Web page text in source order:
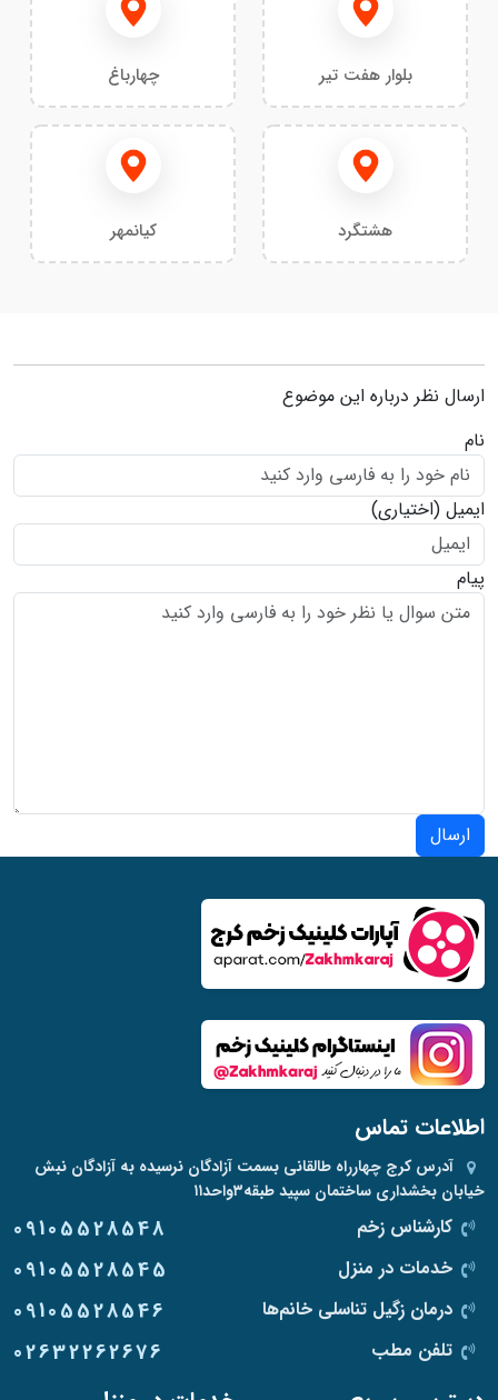
بلوار هفت تیر چهارباغ
هشتگرد کیانمهر
ارسال نظر درباره این موضوع
نام
ایمیل (اختیاری)
پیام
ارسال
اطلاعات تماس
آدرس کرج چهارراه طالقانی بسمت آزادگان نرسیده به آزادگان نبش
خیابان بخشداری ساختمان سپید طبقه۳واحد۱۱
کارشناس زخم 09105528548
خدمات در منزل 09105528545
درمان زگیل تناسلی خانم‌ها 09105528546
تلفن مطب 02632262676